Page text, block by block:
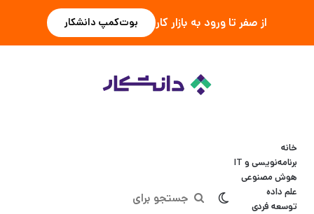
از صفر تا ورود به بازار کار بوت‌کمپ دانشکار
خانه
برنامه‌نویسی و IT
هوش مصنوعی
علم داده
توسعه فردی
تغییر پوسته
جستجو